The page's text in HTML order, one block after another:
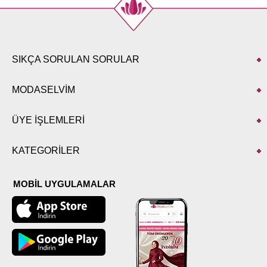
SIKÇA SORULAN SORULAR
MODASELVİM
ÜYE İŞLEMLERİ
KATEGORİLER
MOBİL UYGULAMALAR